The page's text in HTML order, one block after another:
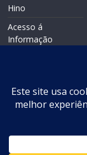
Hino
Acesso á
Informação